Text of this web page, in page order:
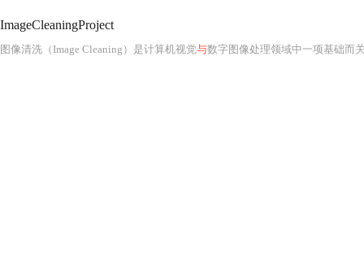
ImageCleaningProject
图像清洗（Image Cleaning）是计算机视觉与数字图像处理领域中一项基础而关键的预处理技术，其